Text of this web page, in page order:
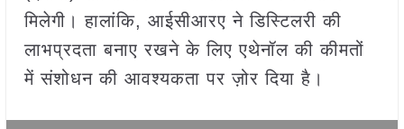
मिलेगी। हालांकि, आईसीआरए ने डिस्टिलरी की
लाभप्रदता बनाए रखने के लिए एथेनॉल की कीमतों
में संशोधन की आवश्यकता पर ज़ोर दिया है।